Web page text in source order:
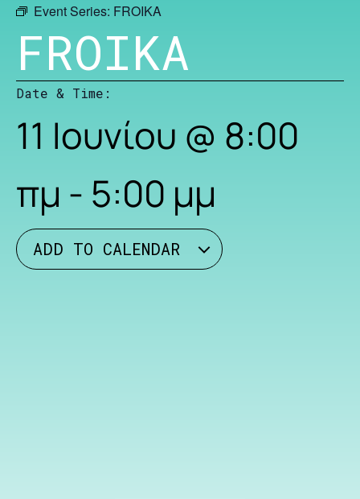
Event Series: FROIKA
FROIKA
Date & Time:
11 Ιουνίου @ 8:00
πμ - 5:00 μμ
ADD TO CALENDAR